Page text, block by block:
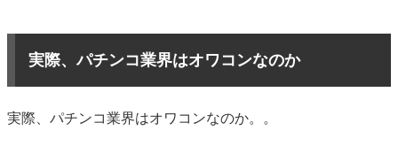
実際、パチンコ業界はオワコンなのか
実際、パチンコ業界はオワコンなのか。。